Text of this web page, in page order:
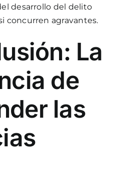
desarrollo del delito
concurren agravantes.
La
de
las